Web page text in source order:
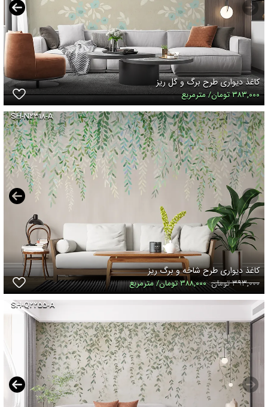
کاغذ دیواری طرح برگ و گل ریز
۳۸۳,۰۰۰ تومان/ مترمربع
SH-N۲۳۱۸-A
کاغذ دیواری طرح شاخه و برگ ریز
۳۹۳,۰۰۰ تومان
۳۸۸,۰۰۰ تومان/ مترمربع
SH-Q۲۲۵۵-A